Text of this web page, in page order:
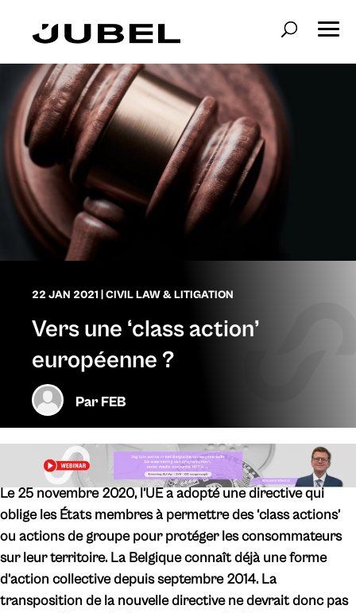
22 JAN 2021 |CIVIL LAW & LITIGATION
Vers une ‘class action’
européenne ?
ParFEB
Le 25 novembre 2020, l’UE a adopté une directive qui
oblige les États membres à permettre des ‘class actions’
ou actions de groupe pour protéger les consommateurs
sur leur territoire. La Belgique connaît déjà une forme
d’action collective depuis septembre 2014. La
transposition de la nouvelle directive ne devrait donc pas